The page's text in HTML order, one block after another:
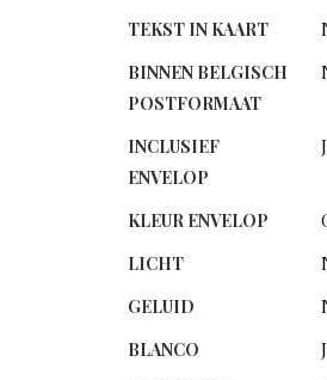
TEKST IN KAART
BINNEN BELGISCH
POSTFORMAAT
INCLUSIEF
ENVELOP
KLEUR ENVELOP
LICHT
GELUID
BLANCO